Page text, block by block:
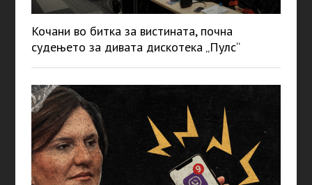
Кочани во битка за вистината, почна
судењето за дивата дискотека „Пулс“